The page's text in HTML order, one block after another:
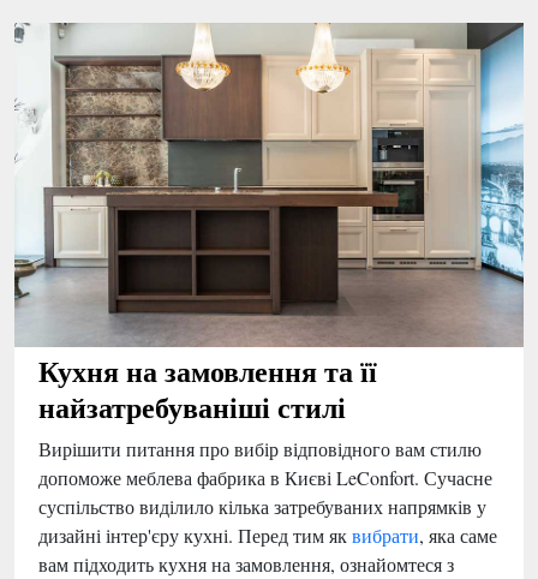
Кухня на замовлення та її
найзатребуваніші стилі
Вирішити питання про вибір відповідного вам стилю
допоможе меблева фабрика в Києві LeConfort. Сучасне
суспільство виділило кілька затребуваних напрямків у
дизайні інтер'єру кухні. Перед тим яквибрати, яка саме
вам підходить кухня на замовлення, ознайомтеся з